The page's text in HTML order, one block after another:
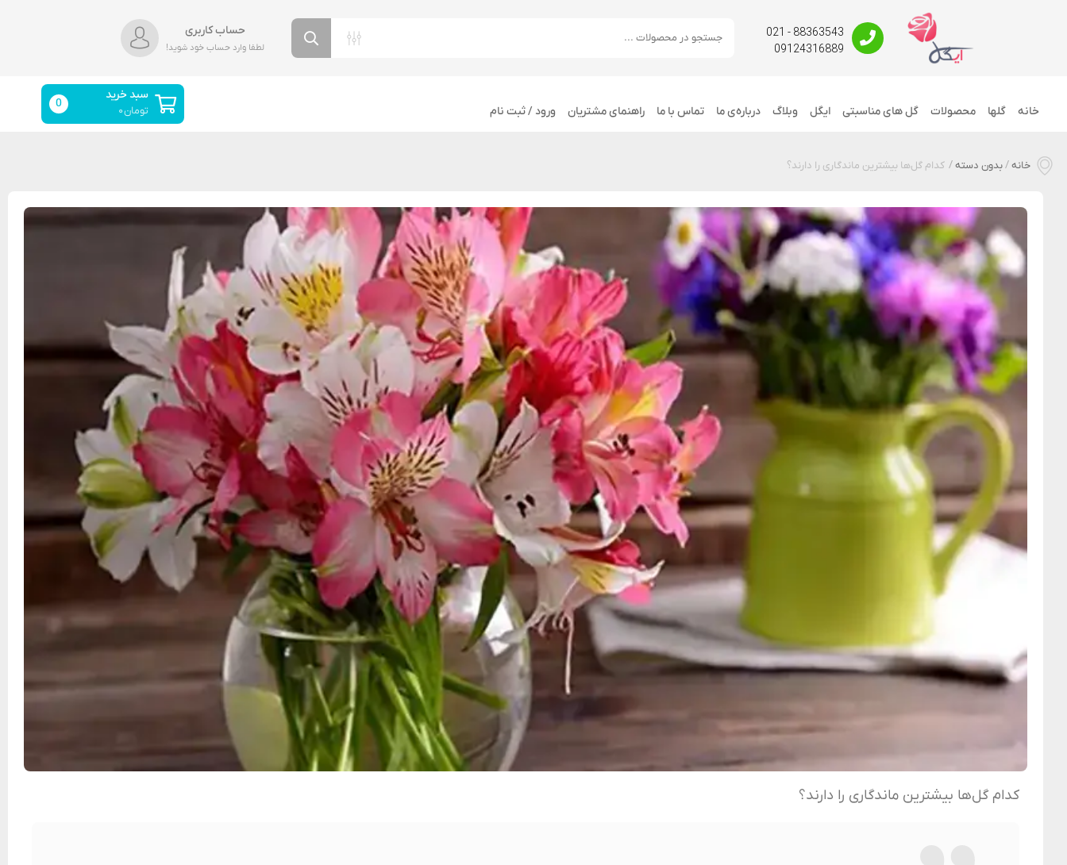
88363543 - 021
09124316889
حساب کاربری
لطفا وارد حساب خود شوید!
خانه گلها محصولات گل های مناسبتی ایگل وبلاگ درباره‌ی ما تماس با ما راهنمای مشتریان ورود / ثبت نام
سبد خرید
۰تومان 0
خانه/بدون دسته/ کدام گل‌ها بیشترین ماندگاری را دارند؟
کدام گل‌ها بیشترین ماندگاری را دارند؟